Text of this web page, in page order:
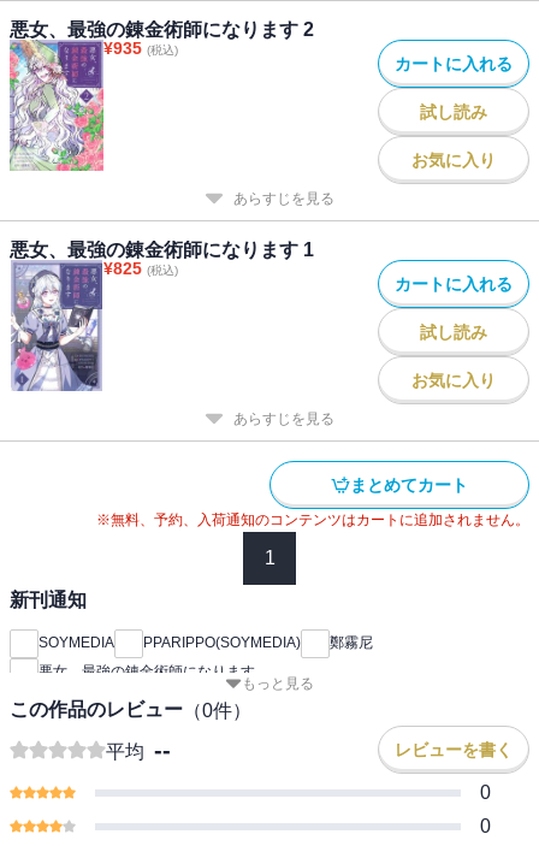
悪女、最強の錬金術師になります 2
¥935 (税込)
カートに入れる
試し読み
お気に入り
あらすじを見る
悪女、最強の錬金術師になります 1
¥825 (税込)
カートに入れる
試し読み
お気に入り
あらすじを見る
まとめてカート
※無料、予約、入荷通知のコンテンツはカートに追加されません。
1
新刊通知
SOYMEDIA PPARIPPO(SOYMEDIA)
鄭霧尼
悪女、最強の錬金術師になります
もっと見る
この作品のレビュー （0件）
平均 -- レビューを書く
0
0